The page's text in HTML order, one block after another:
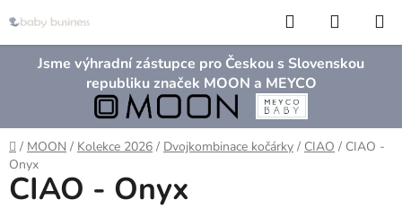
na
obsah
Jsme výhradní zástupce pro Českou s Slovenskou
republiku značek MOON a MEYCO
Hledat
KOŠÍK
Domů
/ MOON / Kolekce 2026 / Dvojkombinace kočárky / CIAO / CIAO -
Onyx
CIAO - Onyx